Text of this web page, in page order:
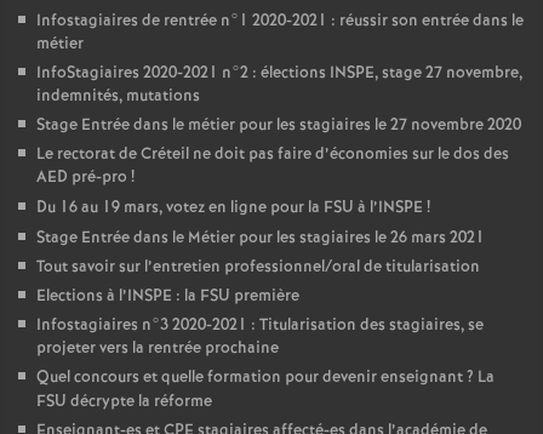
Infostagiaires de rentrée n°1 2020-2021 : réussir son entrée dans le
métier
InfoStagiaires 2020-2021 n°2 : élections INSPE, stage 27 novembre,
indemnités, mutations
Stage Entrée dans le métier pour les stagiaires le 27 novembre 2020
Le rectorat de Créteil ne doit pas faire d’économies sur le dos des
AED pré-pro !
Du 16 au 19 mars, votez en ligne pour la FSU à l’INSPE !
Stage Entrée dans le Métier pour les stagiaires le 26 mars 2021
Tout savoir sur l’entretien professionnel/oral de titularisation
Elections à l’INSPE : la FSU première
Infostagiaires n°3 2020-2021 : Titularisation des stagiaires, se
projeter vers la rentrée prochaine
Quel concours et quelle formation pour devenir enseignant? La
FSU décrypte la réforme